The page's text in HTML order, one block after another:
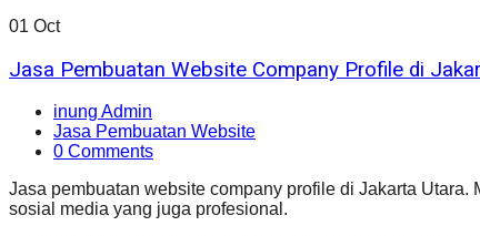
01 Oct
Jasa Pembuatan Website Company Profile di
inung Admin
Jasa Pembuatan Website
0 Comments
Jasa pembuatan website company profile di Jakarta
sosial media yang juga profesional.